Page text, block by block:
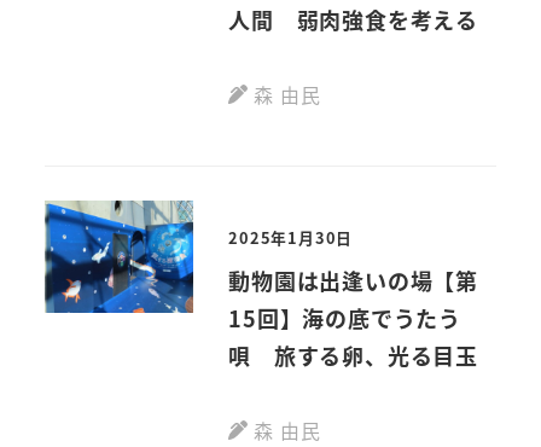
人間 弱肉強食を考える
森 由民
2025年1月30日
動物園は出逢いの場【第
15回】海の底でうたう
唄 旅する卵、光る目玉
森 由民